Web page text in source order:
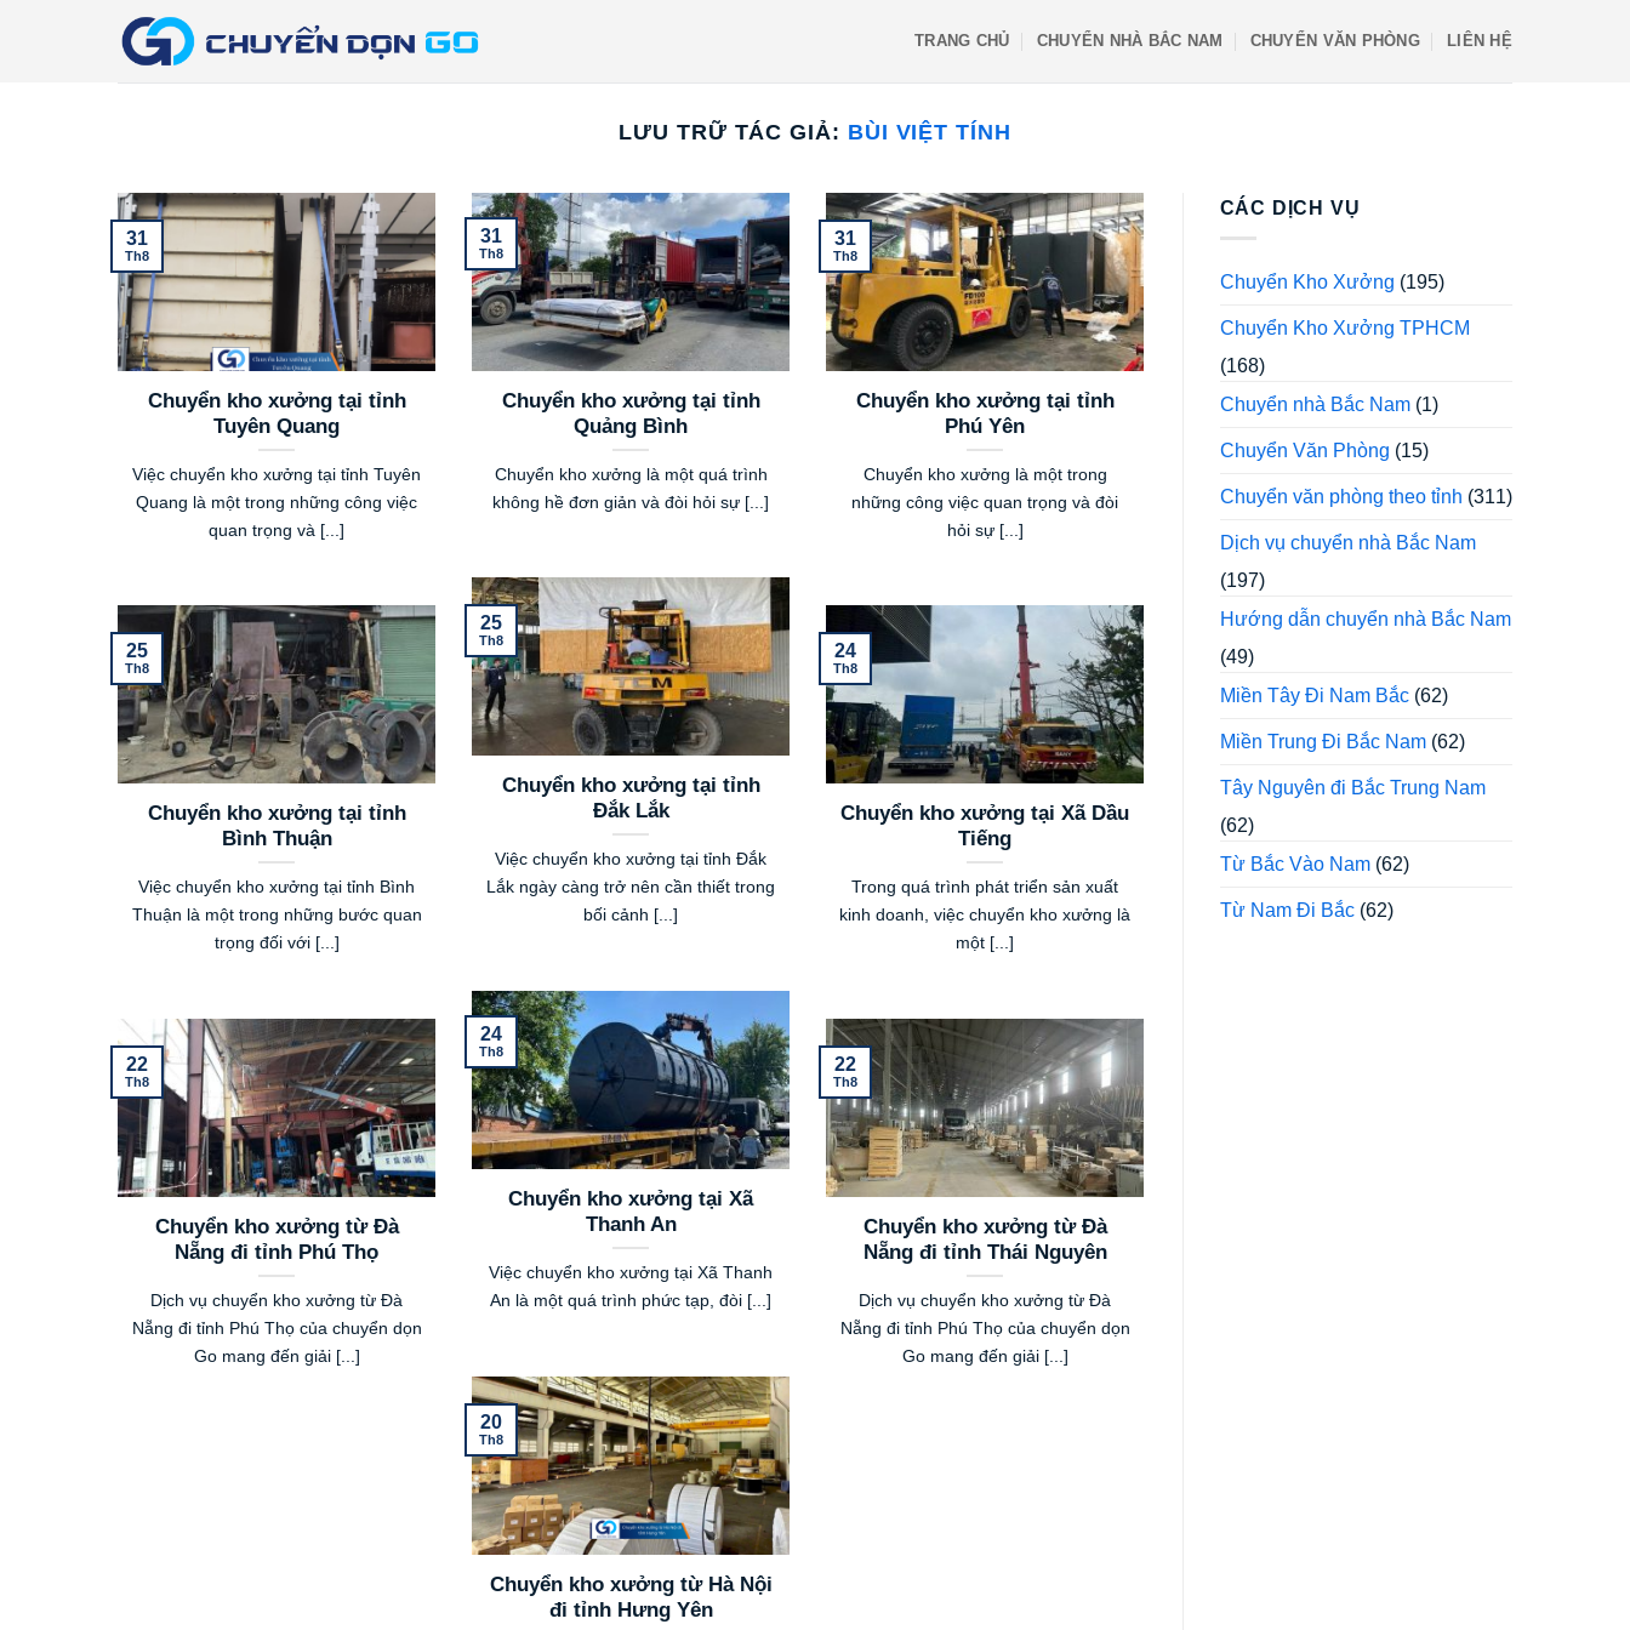
TRANG CHỦ CHUYỂN NHÀ BẮC NAM CHUYỂN VĂN PHÒNG LIÊN HỆ
LƯU TRỮ TÁC GIẢ: BÙI VIỆT TÍNH
Chuyển kho xưởng tại tỉnh
Tuyên Quang
Việc chuyển kho xưởng tại tỉnh Tuyên
Quang là một trong những công việc
quan trọng và [...]
31
Th8
Chuyển kho xưởng tại tỉnh
Quảng Bình
Chuyển kho xưởng là một quá trình
không hề đơn giản và đòi hỏi sự [...]
31
Th8
Chuyển kho xưởng tại tỉnh
Phú Yên
Chuyển kho xưởng là một trong
những công việc quan trọng và đòi
hỏi sự [...]
31
Th8
Chuyển kho xưởng tại tỉnh
Đắk Lắk
Việc chuyển kho xưởng tại tỉnh Đắk
Lắk ngày càng trở nên cần thiết trong
bối cảnh [...]
25
Th8
Chuyển kho xưởng tại tỉnh
Bình Thuận
Việc chuyển kho xưởng tại tỉnh Bình
Thuận là một trong những bước quan
trọng đối với [...]
25
Th8
Chuyển kho xưởng tại Xã Dầu
Tiếng
Trong quá trình phát triển sản xuất
kinh doanh, việc chuyển kho xưởng là
một [...]
24
Th8
Chuyển kho xưởng tại Xã
Thanh An
Việc chuyển kho xưởng tại Xã Thanh
An là một quá trình phức tạp, đòi [...]
24
Th8
Chuyển kho xưởng từ Đà
Nẵng đi tỉnh Phú Thọ
Dịch vụ chuyển kho xưởng từ Đà
Nẵng đi tỉnh Phú Thọ của chuyển dọn
Go mang đến giải [...]
22
Th8
Chuyển kho xưởng từ Đà
Nẵng đi tỉnh Thái Nguyên
Dịch vụ chuyển kho xưởng từ Đà
Nẵng đi tỉnh Phú Thọ của chuyển dọn
Go mang đến giải [...]
22
Th8
Chuyển kho xưởng từ Hà Nội
đi tỉnh Hưng Yên
20
Th8
CÁC DỊCH VỤ
Chuyển Kho Xưởng (195)
Chuyển Kho Xưởng TPHCM
(168)
Chuyển nhà Bắc Nam(1)
Chuyển Văn Phòng (15)
Chuyển văn phòng theo tỉnh (311)
Dịch vụ chuyển nhà Bắc Nam
(197)
Hướng dẫn chuyển nhà Bắc Nam
(49)
Miền Tây Đi Nam Bắc(62)
Miền Trung Đi Bắc Nam(62)
Tây Nguyên đi Bắc Trung Nam
(62)
Từ Bắc Vào Nam(62)
Từ Nam Đi Bắc(62)